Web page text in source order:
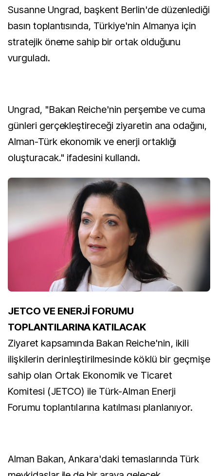
Susanne Ungrad, başkent Berlin'de düzenlediği
basın toplantısında, Türkiye'nin Almanya için
stratejik öneme sahip bir ortak olduğunu
vurguladı.
Ungrad, "Bakan Reiche'nin perşembe ve cuma
günleri gerçekleştireceği ziyaretin ana odağını,
Alman-Türk ekonomik ve enerji ortaklığı
oluşturacak." ifadesini kullandı.
JETCO VE ENERJİ FORUMU
TOPLANTILARINA KATILACAK
Ziyaret kapsamında Bakan Reiche'nin, ikili
ilişkilerin derinleştirilmesinde köklü bir geçmişe
sahip olan Ortak Ekonomik ve Ticaret
Komitesi (JETCO) ile Türk-Alman Enerji
Forumu toplantılarına katılması planlanıyor.
Alman Bakan, Ankara'daki temaslarında Türk